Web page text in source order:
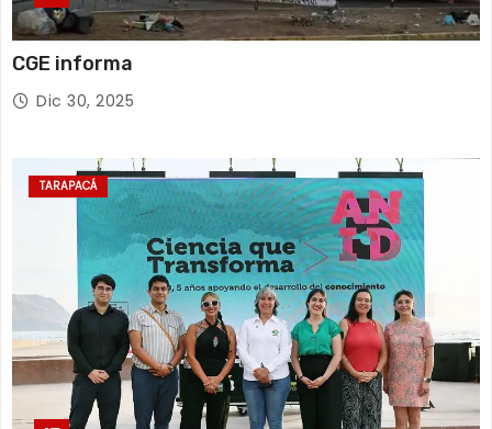
CGE informa
Dic 30, 2025
TARAPACÁ